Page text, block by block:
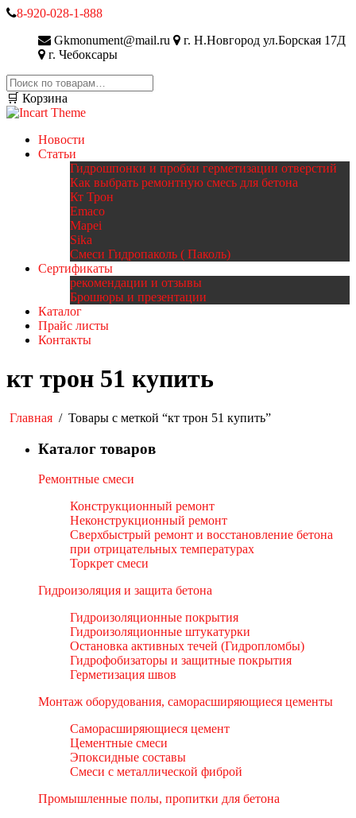
8-920-028-1-888
Gkmonument@mail.ru
г. Н.Новгород ул.Борская 17Д
г. Чебоксары
Искать:
🛒 Корзина
Новости
Статьи
Гидрошпонки и пробки герметизации отверстий
Как выбрать ремонтную смесь для бетона
Кт Трон
Emaco
Mapei
Sika
Смеси Гидропаколь ( Паколь)
Сертификаты
рекомендации и отзывы
Брошюры и презентации
Каталог
Прайс листы
Контакты
кт трон 51 купить
Главная / Товары с меткой “кт трон 51 купить”
Каталог товаров
Ремонтные смеси
Конструкционный ремонт
Неконструкционный ремонт
Сверхбыстрый ремонт и восстановление бетона
при отрицательных температурах
Торкрет смеси
Гидроизоляция и защита бетона
Гидроизоляционные покрытия
Гидроизоляционные штукатурки
Остановка активных течей (Гидропломбы)
Гидрофобизаторы и защитные покрытия
Герметизация швов
Монтаж оборудования, саморасширяющиеся цементы
Саморасширяющиеся цемент
Цементные смеси
Эпоксидные составы
Смеси с металлической фиброй
Промышленные полы, пропитки для бетона